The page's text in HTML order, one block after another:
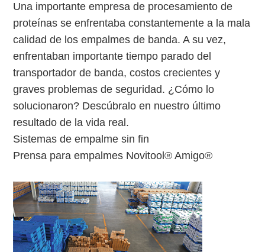
Una importante empresa de procesamiento de
proteínas se enfrentaba constantemente a la mala
calidad de los empalmes de banda. A su vez,
enfrentaban importante tiempo parado del
transportador de banda, costos crecientes y
graves problemas de seguridad. ¿Cómo lo
solucionaron? Descúbralo en nuestro último
resultado de la vida real.
Sistemas de empalme sin fin
Prensa para empalmes Novitool® Amigo®